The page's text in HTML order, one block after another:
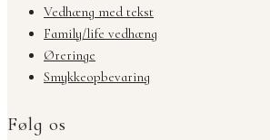
Vedhæng med tekst
Family/life vedhæng
Øreringe
Smykkeopbevaring
Følg os